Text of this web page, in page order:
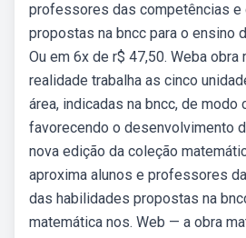
professores das competências e
propostas na bncc para o ensino
Ou em 6x de r$ 47,50. Weba obra
realidade trabalha as cinco
área, indicadas na bncc, de modo
favorecendo o desenvolvimento
nova edição da coleção
aproxima alunos e professores
das habilidades propostas na
matemática nos. Web — a obra